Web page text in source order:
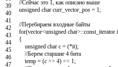
39
40
41
42
43
44
45
46
47
//Сейчас это 1, как описано выше
unsigned char curr_vector_pos = 1;
//Перебираем входные байты
for(vector<unsigned char>::const_iterator
{
unsigned char c = (*it);
//Берем старшие 4 бита
temp = (c >> 4) << 1;